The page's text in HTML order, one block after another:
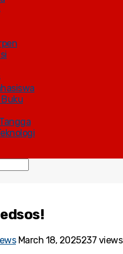
Buku
March 18, 2025237 views